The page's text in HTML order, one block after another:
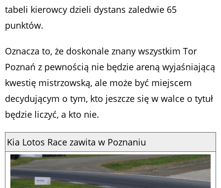
tabeli kierowcy dzieli dystans zaledwie 65
punktów.
Oznacza to, że doskonale znany wszystkim Tor
Poznań z pewnością nie będzie areną wyjaśniającą
kwestię mistrzowską, ale może być miejscem
decydującym o tym, kto jeszcze się w walce o tytuł
będzie liczyć, a kto nie.
Kia Lotos Race zawita w Poznaniu